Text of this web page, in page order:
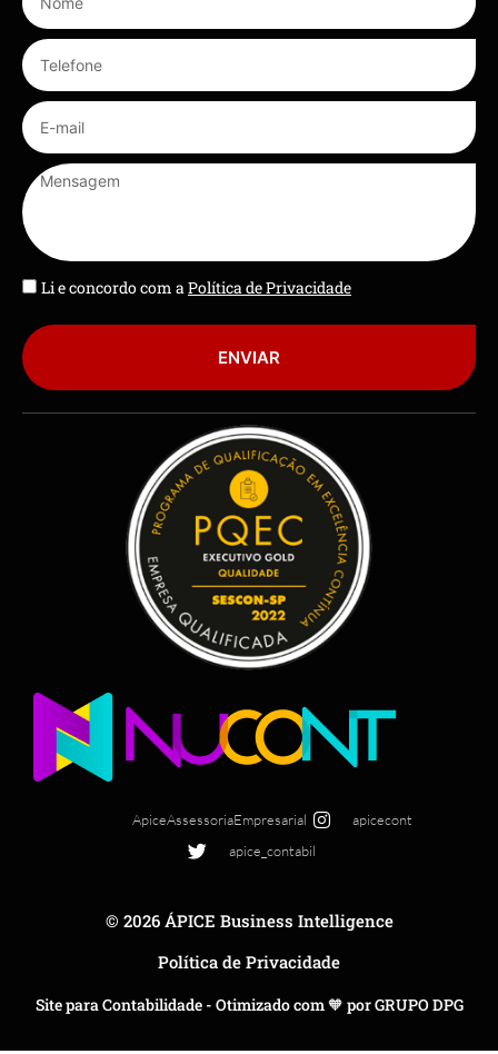
Li e concordo com aPolítica de Privacidade
ENVIAR
ApiceAssessoriaEmpresarial
apicecont
apice_contabil
© 2026 ÁPICE Business Intelligence
Política de Privacidade
Site para Contabilidade - Otimizado com 🧡 por GRUPO DPG